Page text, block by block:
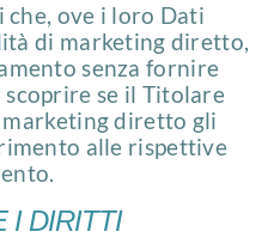
che, ove i loro Dati
di marketing diretto,
senza fornire
se il Titolare
diretto gli
alle rispettive
I DIRITTI